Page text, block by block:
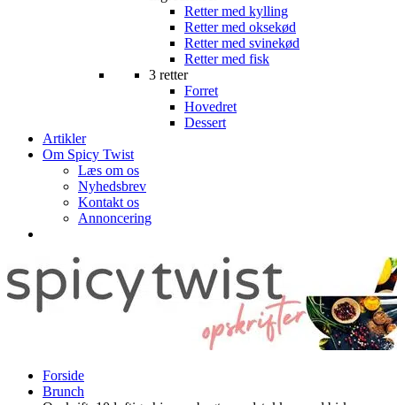
Retter med kylling
Retter med oksekød
Retter med svinekød
Retter med fisk
3 retter
Forret
Hovedret
Dessert
Artikler
Om Spicy Twist
Læs om os
Nyhedsbrev
Kontakt os
Annoncering
Forside
Brunch